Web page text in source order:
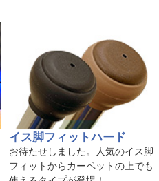
イス脚フィットハード
お待たせしました。人気のイス脚
フィットからカーペットの上でも